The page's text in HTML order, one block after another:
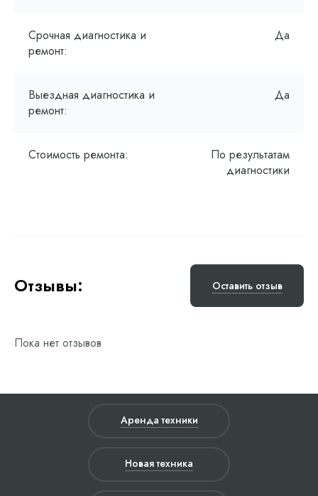
Срочная диагностика и
ремонт:
Да
Выездная диагностика и
ремонт:
Да
Стоимость ремонта:
По результатам
диагностики
Отзывы: Оставить отзыв
Пока нет отзывов
Аренда техники
Новая техника